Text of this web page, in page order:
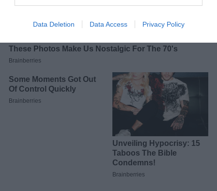
Data Deletion Data Access Privacy Policy